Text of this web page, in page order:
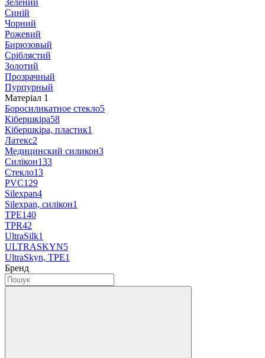
Синій
Чорний
Рожевий
Бирюзовый
Сріблястий
Золотий
Прозрачный
Пурпурный
Матеріал 1
Боросиликатное стекло5
Кібершкіра58
Кібершкіра, пластик1
Латекс2
Медицинский силикон3
Силікон133
Стекло13
PVC129
Silexpan4
Silexpan, силікон1
TPE140
TPR42
UltraSilk1
ULTRASKYN5
UltraSkyn, TPE1
Бренд